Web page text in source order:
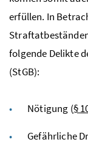
erfüllen. In
folgende Delikte
(StGB):
Nötigung (§
Gefährliche